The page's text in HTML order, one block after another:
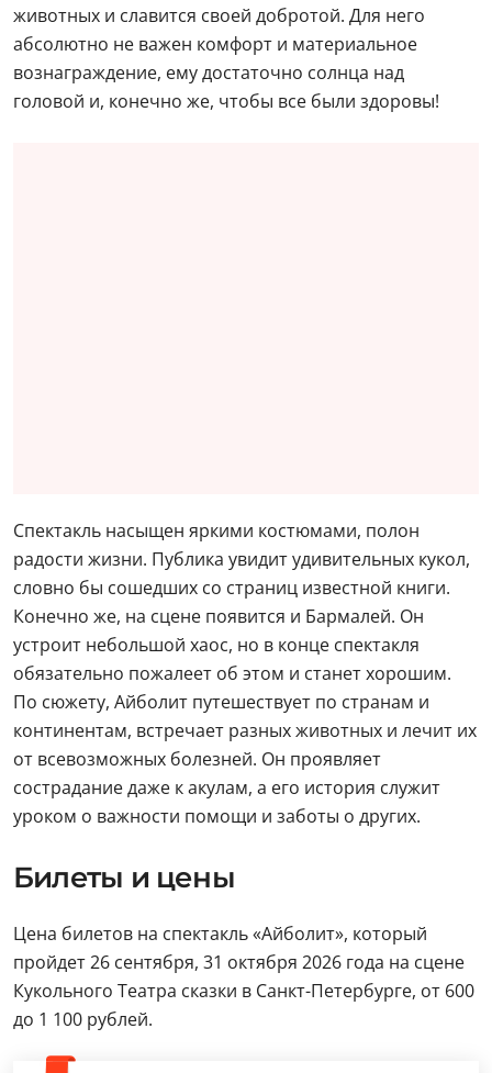
животных и славится своей добротой. Для него
абсолютно не важен комфорт и материальное
вознаграждение, ему достаточно солнца над
головой и, конечно же, чтобы все были здоровы!
Спектакль насыщен яркими костюмами, полон
радости жизни. Публика увидит удивительных кукол,
словно бы сошедших со страниц известной книги.
Конечно же, на сцене появится и Бармалей. Он
устроит небольшой хаос, но в конце спектакля
обязательно пожалеет об этом и станет хорошим.
По сюжету, Айболит путешествует по странам и
континентам, встречает разных животных и лечит их
от всевозможных болезней. Он проявляет
сострадание даже к акулам, а его история служит
уроком о важности помощи и заботы о других.
Билеты и цены
Цена билетов на спектакль «Айболит», который
пройдет 26 сентября, 31 октября 2026 года на сцене
Кукольного Театра сказки в Санкт-Петербурге, от 600
до 1 100 рублей.